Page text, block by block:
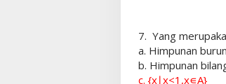
7. Yang
a. Himpunan
b. Himpunan
c. {x∣x<1,x∊A}